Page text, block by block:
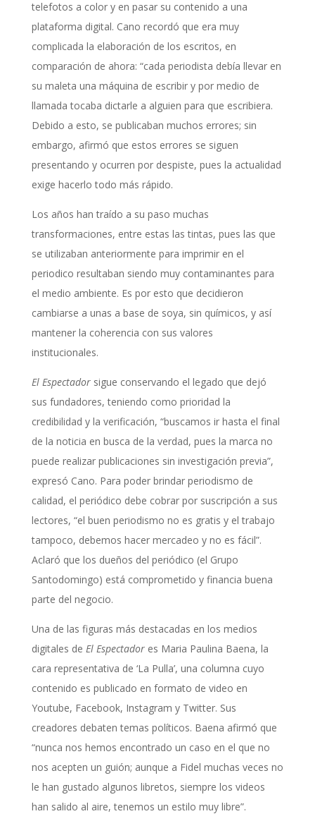
telefotos a color y en pasar su contenido a una
plataforma digital. Cano recordó que era muy
complicada la elaboración de los escritos, en
comparación de ahora: “cada periodista debía llevar en
su maleta una máquina de escribir y por medio de
llamada tocaba dictarle a alguien para que escribiera.
Debido a esto, se publicaban muchos errores; sin
embargo, afirmó que estos errores se siguen
presentando y ocurren por despiste, pues la actualidad
exige hacerlo todo más rápido.
Los años han traído a su paso muchas
transformaciones, entre estas las tintas, pues las que
se utilizaban anteriormente para imprimir en el
periodico resultaban siendo muy contaminantes para
el medio ambiente. Es por esto que decidieron
cambiarse a unas a base de soya, sin químicos, y así
mantener la coherencia con sus valores
institucionales.
El Espectadorsigue conservando el legado que dejó
sus fundadores, teniendo como prioridad la
credibilidad y la verificación, “buscamos ir hasta el final
de la noticia en busca de la verdad, pues la marca no
puede realizar publicaciones sin investigación previa”,
expresó Cano. Para poder brindar periodismo de
calidad, el periódico debe cobrar por suscripción a sus
lectores, “el buen periodismo no es gratis y el trabajo
tampoco, debemos hacer mercadeo y no es fácil”.
Aclaró que los dueños del periódico (el Grupo
Santodomingo) está comprometido y financia buena
parte del negocio.
Una de las figuras más destacadas en los medios
digitales de El Espectadores Maria Paulina Baena, la
cara representativa de ‘La Pulla’, una columna cuyo
contenido es publicado en formato de video en
Youtube, Facebook, Instagram y Twitter. Sus
creadores debaten temas políticos. Baena afirmó que
“nunca nos hemos encontrado un caso en el que no
nos acepten un guión; aunque a Fidel muchas veces no
le han gustado algunos libretos, siempre los videos
han salido al aire, tenemos un estilo muy libre”.